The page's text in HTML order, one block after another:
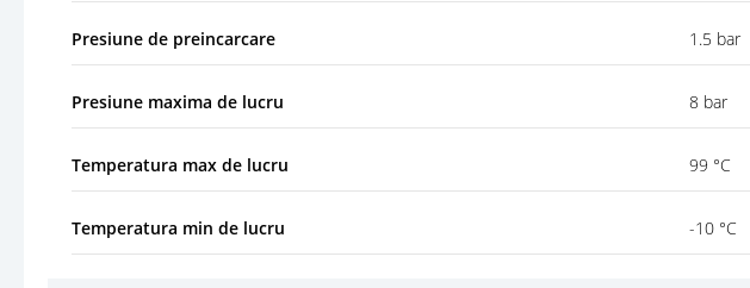
Presiune de preincarcare 1.5 bar
Presiune maxima de lucru 8 bar
Temperatura max de lucru 99 °C
Temperatura min de lucru -10 °C